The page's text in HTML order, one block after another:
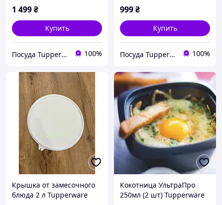
1 499₴
Купить
Посуда Tupperware 100%
999₴
Купить
Посуда Tupperware 100%
Крышка от замесочного
блюда 2 л Tupperware
Кокотница УльтраПро
250мл (2 шт) Tupperware